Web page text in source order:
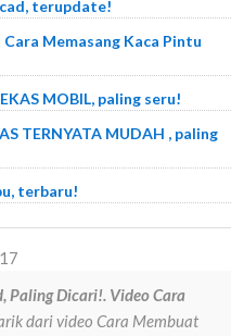
terupdate!
Memasang Kaca Pintu
MOBIL, paling seru!
TERNYATA MUDAH , paling
terbaru!
Paling Dicari!. Video Cara
dari video Cara Membuat